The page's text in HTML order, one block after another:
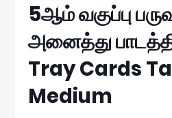
5ஆம் வகுப்பு
அனைத்து
Tray Cards
Medium